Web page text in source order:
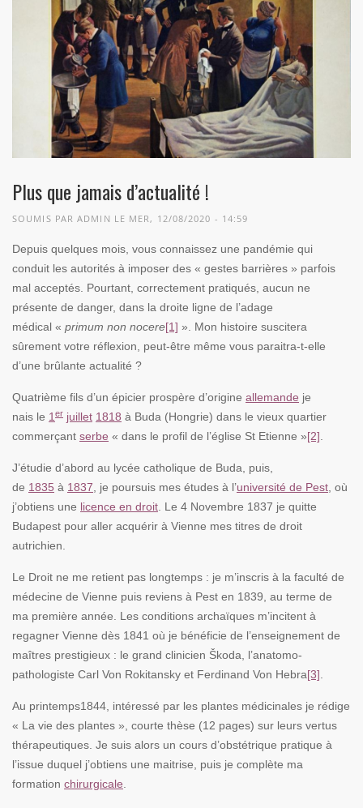
Plus que jamais d’actualité !
SOUMIS PARADMIN LE MER, 12/08/2020 - 14:59
Depuis quelques mois, vous connaissez une pandémie qui
conduit les autorités à imposer des « gestes barrières » parfois
mal acceptés. Pourtant, correctement pratiqués, aucun ne
présente de danger, dans la droite ligne de l’adage
médical « primum non nocere[1] ». Mon histoire suscitera
sûrement votre réflexion, peut-être même vous paraitra-t-elle
d’une brûlante actualité ?
Quatrième fils d’un épicier prospère d’origine allemande je
nais le 1 er juillet 1818 à Buda (Hongrie) dans le vieux quartier
commerçant serbe « dans le profil de l’église St Etienne »[2]
J’étudie d’abord au lycée catholique de Buda, puis,
de 1835 à 1837 , je poursuis mes études à l’université de Pest , où
j’obtiens une licence en droit . Le 4 Novembre 1837 je quitte
Budapest pour aller acquérir à Vienne mes titres de droit
autrichien.
Le Droit ne me retient pas longtemps : je m’inscris à la faculté de
médecine de Vienne puis reviens à Pest en 1839, au terme de
ma première année. Les conditions archaïques m’incitent à
regagner Vienne dès 1841 où je bénéficie de l’enseignement de
maîtres prestigieux : le grand clinicien Škoda, l’anatomo-
pathologiste Carl Von Rokitansky et Ferdinand Von Hebra[3]
Au printemps1844, intéressé par les plantes médicinales je rédige
« La vie des plantes », courte thèse (12 pages) sur leurs vertus
thérapeutiques. Je suis alors un cours d’obstétrique pratique à
l’issue duquel j’obtiens une maitrise, puis je complète ma
formation chirurgicale